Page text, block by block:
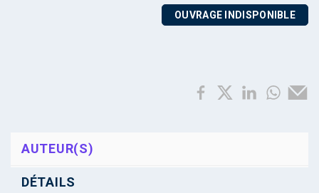
OUVRAGE INDISPONIBLE
AUTEUR(S)
DÉTAILS